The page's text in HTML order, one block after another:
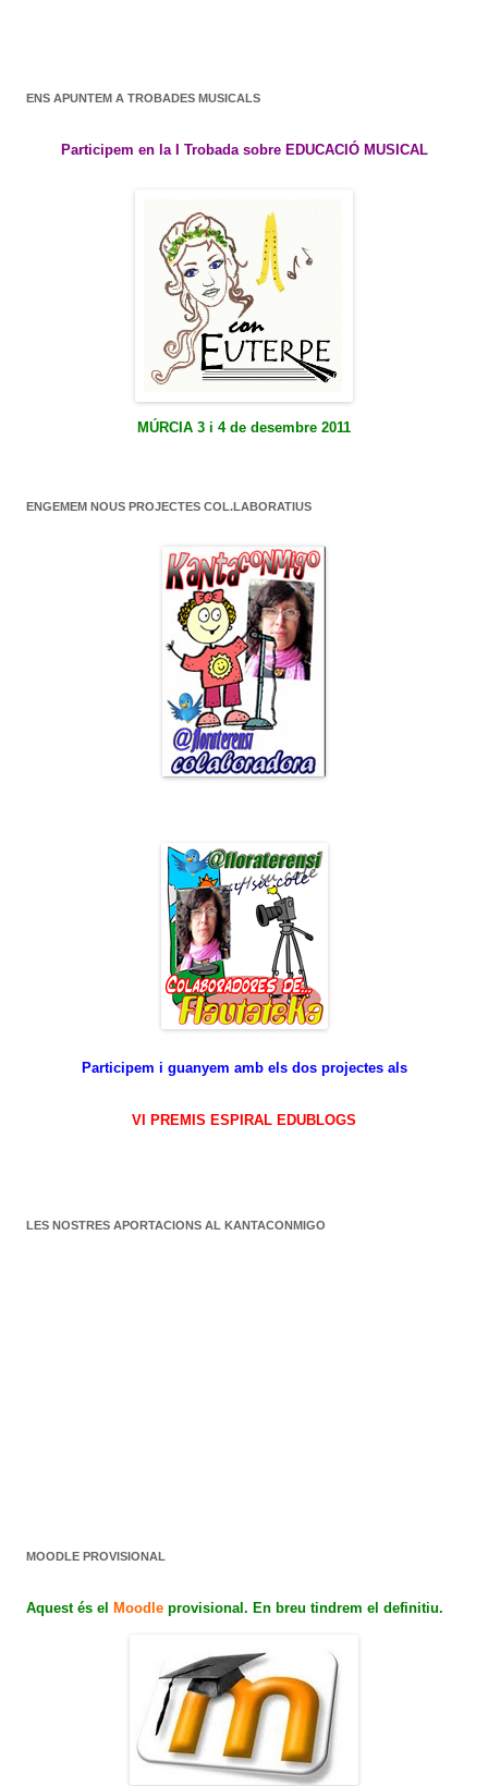
ENS APUNTEM A TROBADES MUSICALS
Participem en la I Trobada sobre EDUCACIÓ MUSICAL
MÚRCIA 3 i 4 de desembre 2011
ENGEMEM NOUS PROJECTES COL.LABORATIUS
Participem i guanyem amb els dos projectes als
VI PREMIS ESPIRAL EDUBLOGS
LES NOSTRES APORTACIONS AL KANTACONMIGO
MOODLE PROVISIONAL
Aquest és el Moodle provisional. En breu tindrem el definitiu.